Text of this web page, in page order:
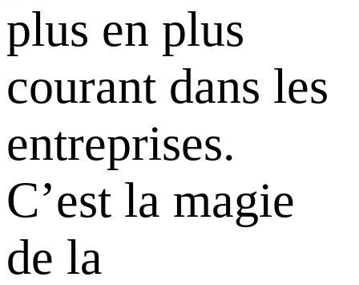
plus en plus
courant dans les
entreprises.
C’est la magie
de la